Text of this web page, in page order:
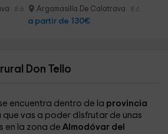
8.6 km Argamasilla De Calatrava 8.6 km
a partir de 130€
Don Tello
encuentra dentro de la provincia
que vas a poder disfrutar de unas
en la zona deAlmodóvar del